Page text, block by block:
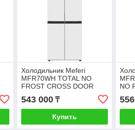
Холодильник Meferi
MFR70WH TOTAL NO
FROST CROSS DOOR
543 000₸
Купить
NO